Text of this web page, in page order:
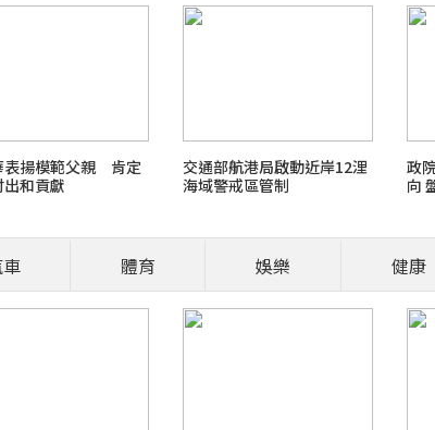
就是想討摸？先看看牠們的
!
導 貓咪翻肚子代表對環境感到放鬆與信任，但不一定代表「同
需結合其他肢體語言綜合判斷。 翻肚子可能代表信任，但不
表揚模範父親 肯定
和貢獻
交通部航港局啟動近岸12浬
海域警戒區管制
政
向
呼
區
體育 娛樂 健康